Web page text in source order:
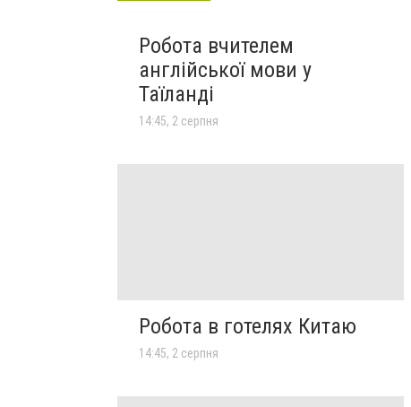
Робота вчителем
англійської мови у
Таїланді
14:45, 2 серпня
Робота в готелях Китаю
14:45, 2 серпня